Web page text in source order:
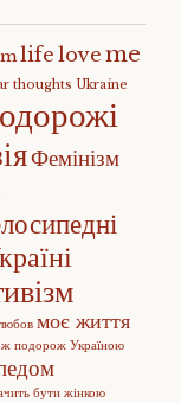
life love me
thoughts Ukraine
Фемінізм
моє життя
подорож Україною
бути жінкою